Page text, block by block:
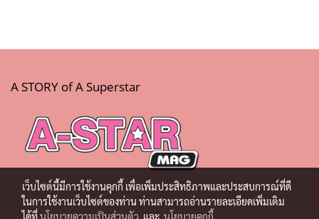
A STORY of A Superstar
เว็บไซต์นี้มีการใช้งานคุกกี้ เพื่อเพิ่มประสิทธิภาพและประสบการณ์ที่ดี
ในการใช้งานเว็บไซต์ของท่าน ท่านสามารถอ่านรายละเอียดเพิ่มเติม
ได้ที่นโยบายความเป็นส่วนตัว และ นโยบายคุกกี้